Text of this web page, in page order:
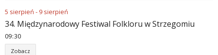
5 sierpień - 9 sierpień
34. Międzynarodowy Festiwal Folkloru w Strzegomiu
09:30
Zobacz